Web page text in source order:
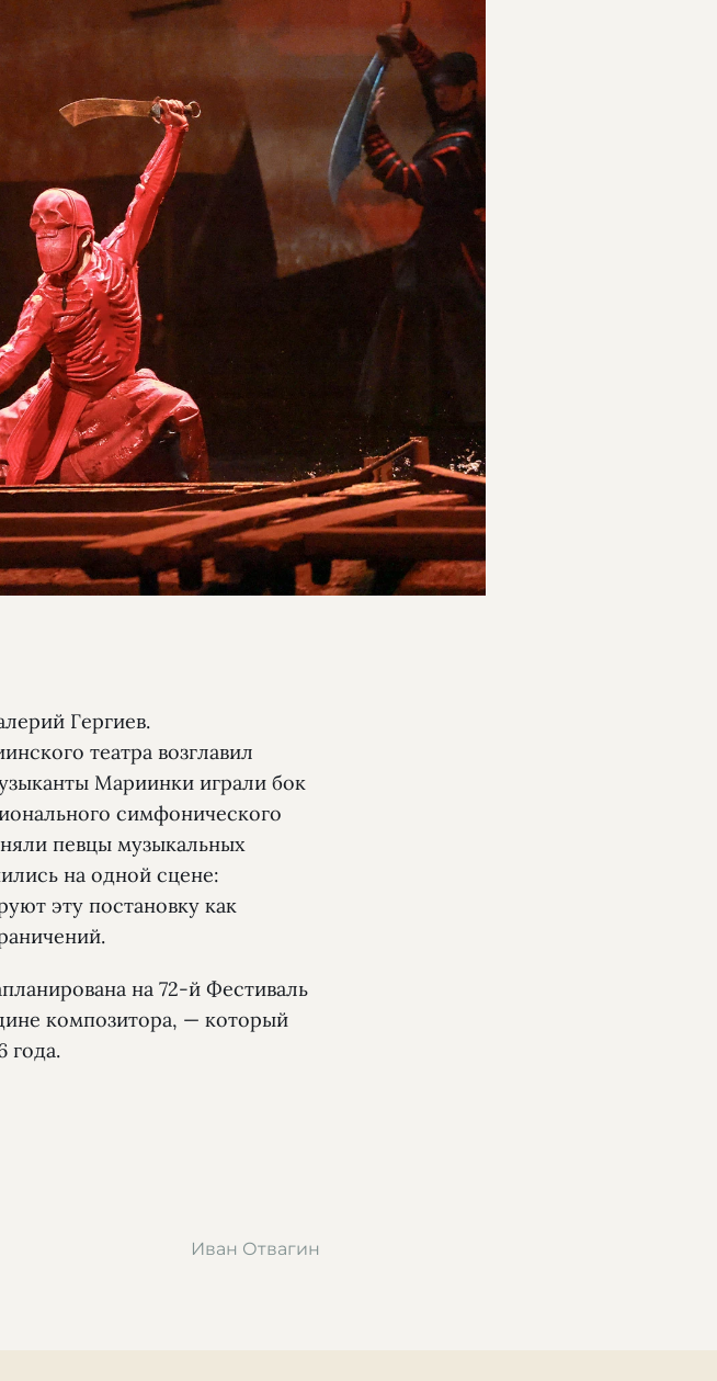
Гергиев.
театра возглавил
Мариинки играли бок
симфонического
певцы музыкальных
на одной сцене:
эту постановку как
на 72-й Фестиваль
композитора, — который
года.
Иван Отвагин